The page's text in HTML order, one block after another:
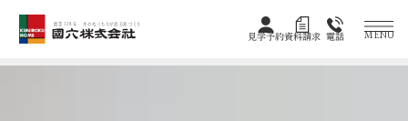
創業128年 木のぬくもりが宿る家づくり
見学予約資料請求 電話 MENU